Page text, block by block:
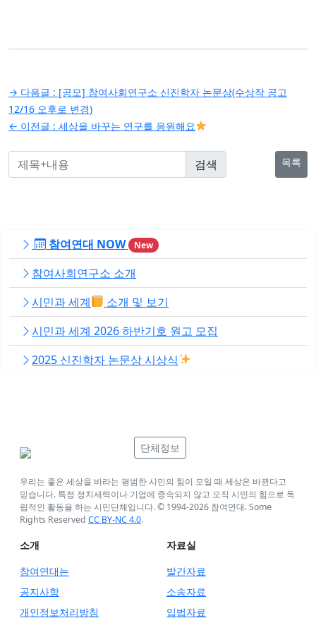
글
탐
색
→ 다음글 : [공모] 참여사회연구소 신진학자 논문상(수상작 공고
12/16 오후로 변경)
← 이전글 : 세상을 바꾸는 연구를 응원해요
목록
참여연대 NOW New
참여사회연구소 소개
시민과 세계
소개 및 보기
시민과 세계 2026 하반기호 원고 모집
2025 신진학자 논문상 시상식
단체정보
우리는 좋은 세상을 바라는 평범한 시민의 힘이 모일 때 세상은 바뀐다고
믿습니다. 특정 정치세력이나 기업에 종속되지 않고 오직 시민의 힘으로 독
립적인 활동을 하는 시민단체입니다. © 1994-2026 참여연대. Some
Rights Reserved CC BY-NC 4.0.
소개
참여연대는
공지사항
개인정보처리방침
자료실
발간자료
소송자료
입법자료